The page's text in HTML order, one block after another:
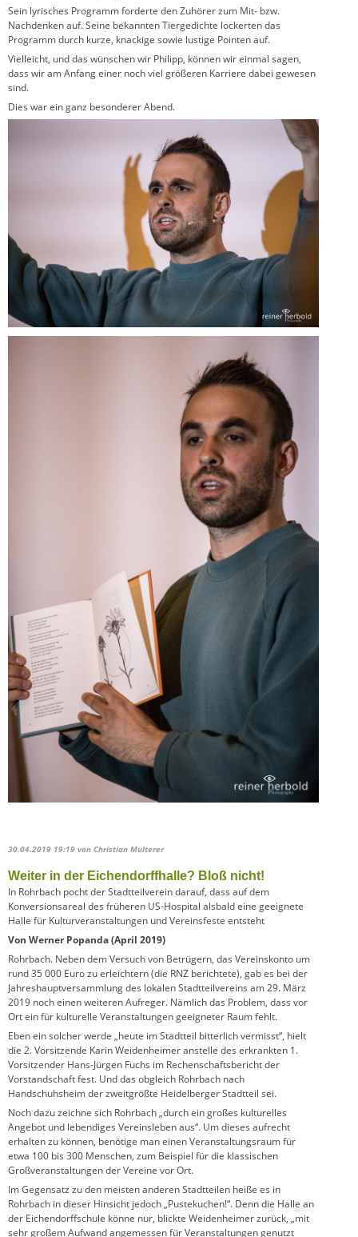
Sein lyrisches Programm forderte den Zuhörer zum Mit- bzw.
Nachdenken auf. Seine bekannten Tiergedichte lockerten das
Programm durch kurze, knackige sowie lustige Pointen auf.
Vielleicht, und das wünschen wir Philipp, können wir einmal sagen,
dass wir am Anfang einer noch viel größeren Karriere dabei gewesen
sind.
Dies war ein ganz besonderer Abend.
30.04.2019 19:19 von Christian Multerer
Weiter in der Eichendorffhalle? Bloß nicht!
In Rohrbach pocht der Stadtteilverein darauf, dass auf dem
Konversionsareal des früheren US-Hospital alsbald eine geeignete
Halle für Kulturveranstaltungen und Vereinsfeste entsteht
Von Werner Popanda (April 2019)
Rohrbach. Neben dem Versuch von Betrügern, das Vereinskonto um
rund 35 000 Euro zu erleichtern (die RNZ berichtete), gab es bei der
Jahreshauptversammlung des lokalen Stadtteilvereins am 29. März
2019 noch einen weiteren Aufreger. Nämlich das Problem, dass vor
Ort ein für kulturelle Veranstaltungen geeigneter Raum fehlt.
Eben ein solcher werde „heute im Stadtteil bitterlich vermisst“, hielt
die 2. Vorsitzende Karin Weidenheimer anstelle des erkrankten 1.
Vorsitzender Hans-Jürgen Fuchs im Rechenschaftsbericht der
Vorstandschaft fest. Und das obgleich Rohrbach nach
Handschuhsheim der zweitgrößte Heidelberger Stadtteil sei.
Noch dazu zeichne sich Rohrbach „durch ein großes kulturelles
Angebot und lebendiges Vereinsleben aus“. Um dieses aufrecht
erhalten zu können, benötige man einen Veranstaltungsraum für
etwa 100 bis 300 Menschen, zum Beispiel für die klassischen
Großveranstaltungen der Vereine vor Ort.
Im Gegensatz zu den meisten anderen Stadtteilen heiße es in
Rohrbach in dieser Hinsicht jedoch „Pustekuchen!“. Denn die Halle an
der Eichendorffschule könne nur, blickte Weidenheimer zurück, „mit
sehr großem Aufwand angemessen für Veranstaltungen genutzt